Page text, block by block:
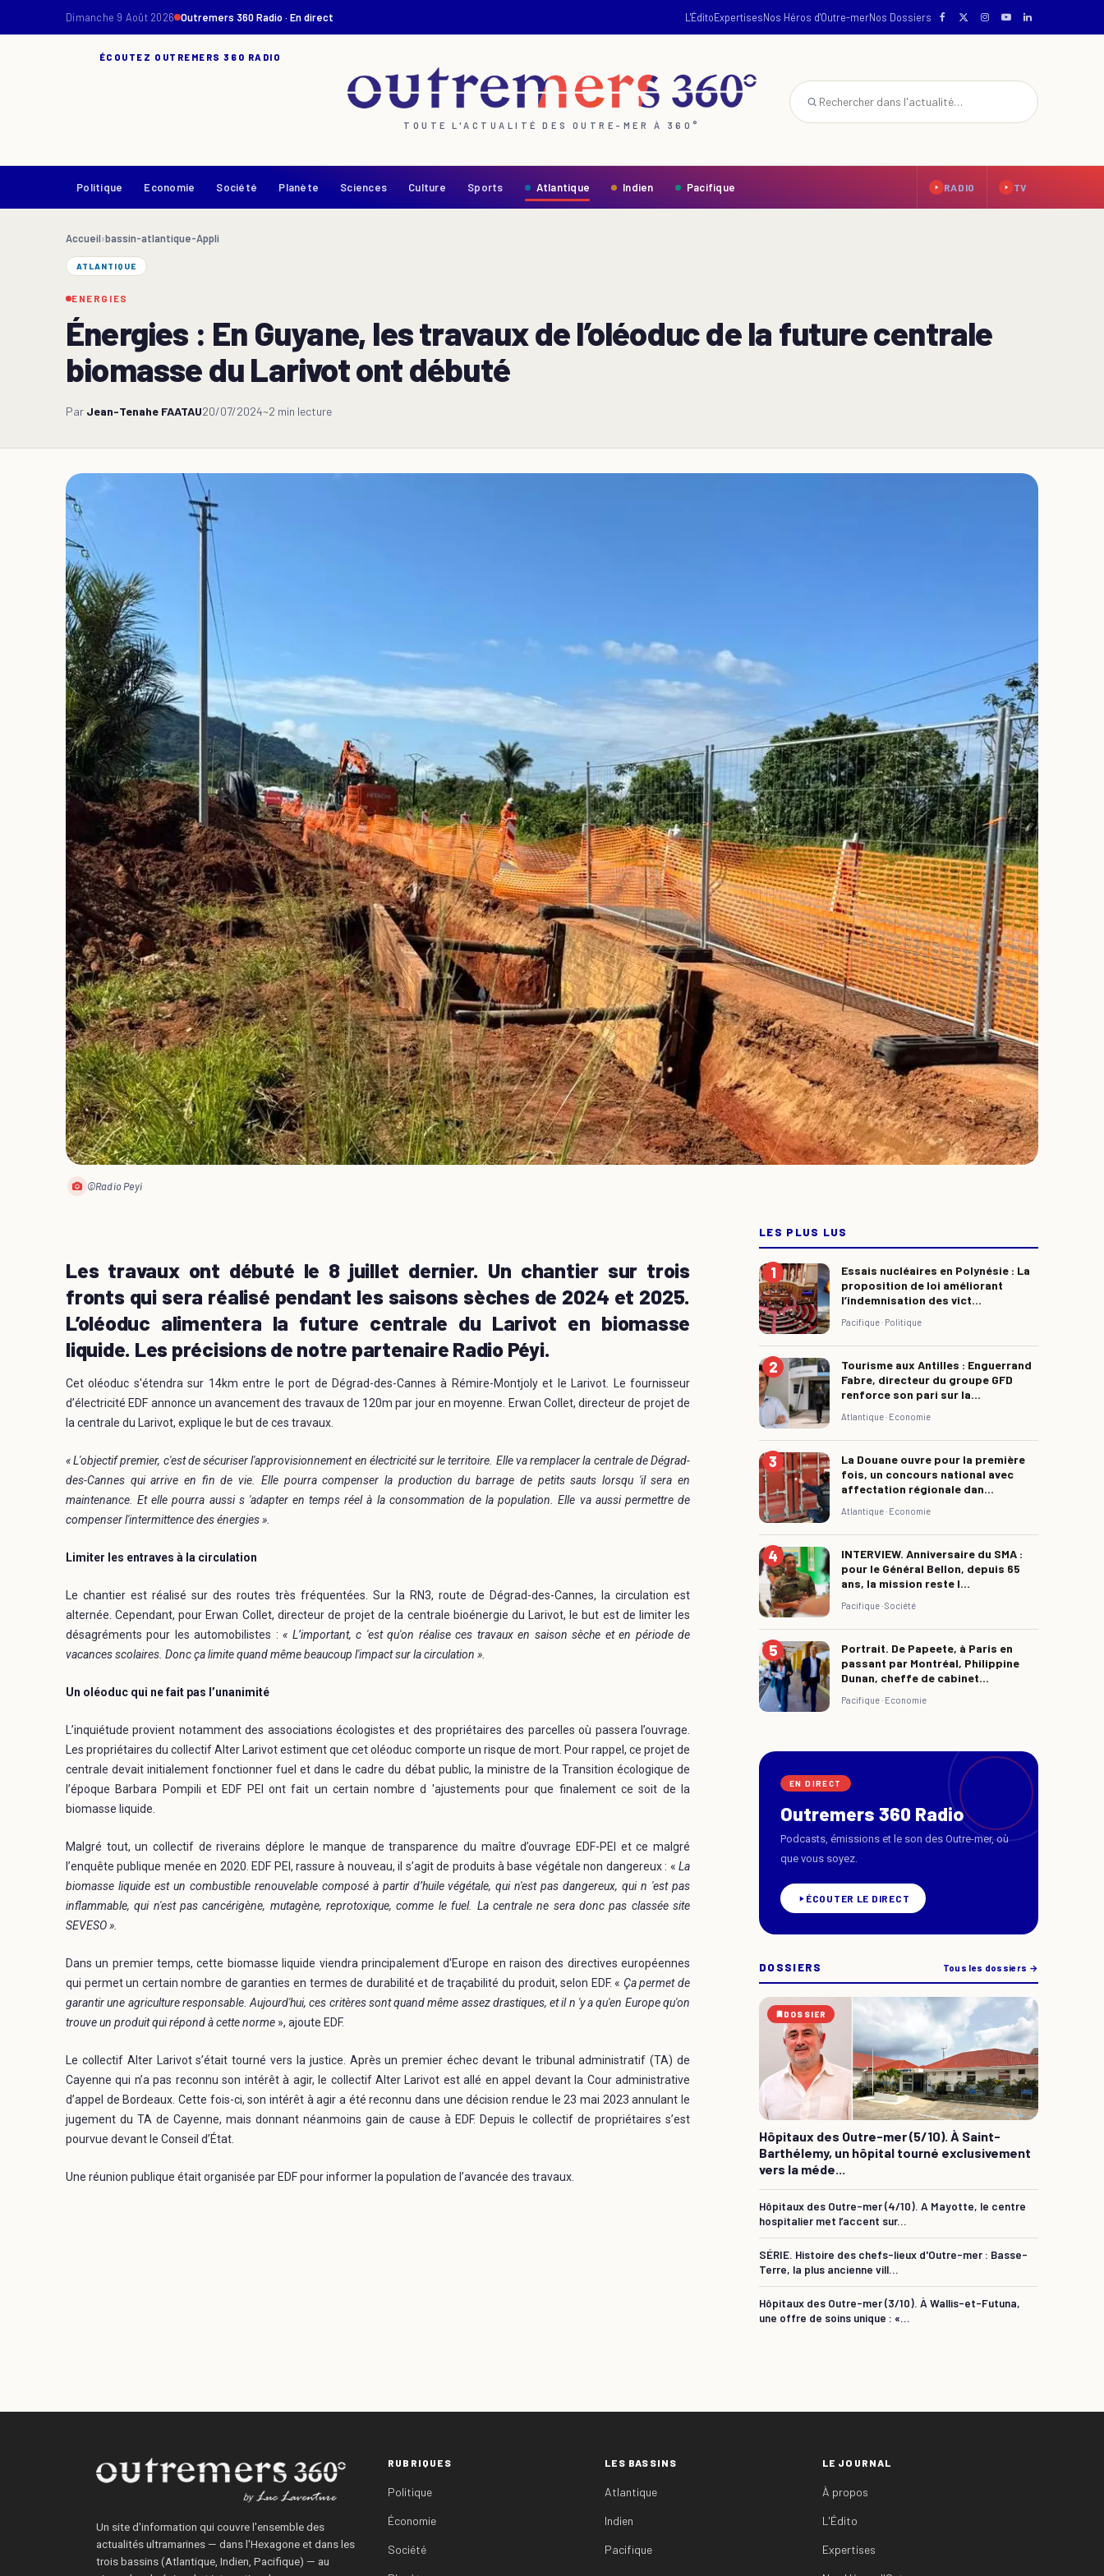
Dimanche 9 Août 2026 Outremers 360 Radio · En direct L'ÉditoExpertisesNos Héros d'Outre-merNos Dossiers
ÉCOUTEZ OUTREMERS 360 RADIO
TOUTE L'ACTUALITÉ DES OUTRE-MER À 360°
Politique Economie Société Planète Sciences Culture Sports Atlantique Indien Pacifique RADIO TV
Accueil›bassin-atlantique-Appli
ATLANTIQUE
ENERGIES
Énergies : En Guyane, les travaux de l’oléoduc de la future centrale
biomasse du Larivot ont débuté
Par Jean-Tenahe FAATAU20/07/2024~2 min lecture
©Radio Peyi
Les travaux ont débuté le 8 juillet dernier. Un chantier sur trois
fronts qui sera réalisé pendant les saisons sèches de 2024 et 2025.
L’oléoduc alimentera la future centrale du Larivot en biomasse
liquide. Les précisions de notre partenaire Radio Péyi.
Cet oléoduc s'étendra sur 14km entre le port de Dégrad-des-Cannes à Rémire-Montjoly et le Larivot. Le fournisseur
d’électricité EDF annonce un avancement des travaux de 120m par jour en moyenne. Erwan Collet, directeur de projet de
la centrale du Larivot, explique le but de ces travaux.
« L'objectif premier, c'est de sécuriser l'approvisionnement en électricité sur le territoire. Elle va remplacer la centrale de Dégrad-
des-Cannes qui arrive en fin de vie. Elle pourra compenser la production du barrage de petits sauts lorsqu 'il sera en
maintenance. Et elle pourra aussi s 'adapter en temps réel à la consommation de la population. Elle va aussi permettre de
compenser l'intermittence des énergies ».
Limiter les entraves à la circulation
Le chantier est réalisé sur des routes très fréquentées. Sur la RN3, route de Dégrad-des-Cannes, la circulation est
alternée. Cependant, pour Erwan Collet, directeur de projet de la centrale bioénergie du Larivot, le but est de limiter les
désagréments pour les automobilistes :« L’important, c 'est qu'on réalise ces travaux en saison sèche et en période de
vacances scolaires. Donc ça limite quand même beaucoup l'impact sur la circulation ».
Un oléoduc qui ne fait pas l’unanimité
L’inquiétude provient notamment des associations écologistes et des propriétaires des parcelles où passera l’ouvrage.
Les propriétaires du collectif Alter Larivot estiment que cet oléoduc comporte un risque de mort. Pour rappel, ce projet de
centrale devait initialement fonctionner fuel et dans le cadre du débat public, la ministre de la Transition écologique de
l’époque Barbara Pompili et EDF PEI ont fait un certain nombre d 'ajustements pour que finalement ce soit de la
biomasse liquide.
Malgré tout, un collectif de riverains déplore le manque de transparence du maître d’ouvrage EDF-PEI et ce malgré
l’enquête publique menée en 2020. EDF PEI, rassure à nouveau, il s’agit de produits à base végétale non dangereux : « La
biomasse liquide est un combustible renouvelable composé à partir d’huile végétale, qui n'est pas dangereux, qui n 'est pas
inflammable, qui n'est pas cancérigène, mutagène, reprotoxique, comme le fuel. La centrale ne sera donc pas classée site
SEVESO ».
Dans un premier temps, cette biomasse liquide viendra principalement d'Europe en raison des directives européennes
qui permet un certain nombre de garanties en termes de durabilité et de traçabilité du produit, selon EDF. « Ça permet de
garantir une agriculture responsable. Aujourd'hui, ces critères sont quand même assez drastiques, et il n 'y a qu'en Europe qu'on
trouve un produit qui répond à cette norme », ajoute EDF.
Le collectif Alter Larivot s’était tourné vers la justice. Après un premier échec devant le tribunal administratif (TA) de
Cayenne qui n’a pas reconnu son intérêt à agir, le collectif Alter Larivot est allé en appel devant la Cour administrative
d’appel de Bordeaux. Cette fois-ci, son intérêt à agir a été reconnu dans une décision rendue le 23 mai 2023 annulant le
jugement du TA de Cayenne, mais donnant néanmoins gain de cause à EDF. Depuis le collectif de propriétaires s’est
pourvue devant le Conseil d’État.
Une réunion publique était organisée par EDF pour informer la population de l’avancée des travaux.
LES PLUS LUS
Essais nucléaires en Polynésie : La
proposition de loi améliorant
l’indemnisation des vict...
Pacifique · Politique
Tourisme aux Antilles : Enguerrand
Fabre, directeur du groupe GFD
renforce son pari sur la...
Atlantique · Economie
La Douane ouvre pour la première
fois, un concours national avec
affectation régionale dan...
Atlantique · Economie
INTERVIEW. Anniversaire du SMA :
pour le Général Bellon, depuis 65
ans, la mission reste l...
Pacifique ·Société
Portrait. De Papeete, à Paris en
passant par Montréal, Philippine
Dunan, cheffe de cabinet...
Pacifique · Economie
EN DIRECT
Outremers 360 Radio
Podcasts, émissions et le son des Outre-mer, où
que vous soyez.
ÉCOUTER LE DIRECT
DOSSIERS Tous les dossiers →
DOSSIER
Hôpitaux des Outre-mer (5/10). À Saint-
Barthélemy, un hôpital tourné exclusivement
vers la méde...
Hôpitaux des Outre-mer (4/10). A Mayotte, le centre
hospitalier met l’accent sur...
SÉRIE. Histoire des chefs-lieux d'Outre-mer : Basse-
Terre, la plus ancienne vill...
Hôpitaux des Outre-mer (3/10). À Wallis-et-Futuna,
une offre de soins unique : «...
Un site d'information qui couvre l'ensemble des
actualités ultramarines — dans l'Hexagone et dans les
trois bassins (Atlantique, Indien, Pacifique) — au
RUBRIQUES
Politique
Économie
Société
LES BASSINS
Atlantique
Indien
Pacifique
LE JOURNAL
À propos
L'Édito
Expertises